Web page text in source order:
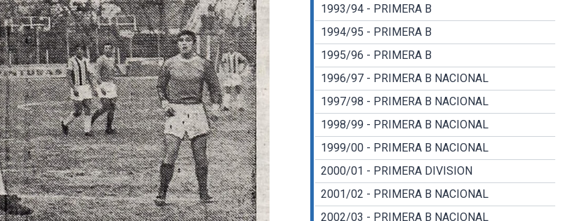
1993/94 - PRIMERA B
1994/95 - PRIMERA B
1995/96 - PRIMERA B
1996/97 - PRIMERA B NACIONAL
1997/98 - PRIMERA B NACIONAL
1998/99 - PRIMERA B NACIONAL
1999/00 - PRIMERA B NACIONAL
2000/01 - PRIMERA DIVISION
2001/02 - PRIMERA B NACIONAL
2002/03 - PRIMERA B NACIONAL